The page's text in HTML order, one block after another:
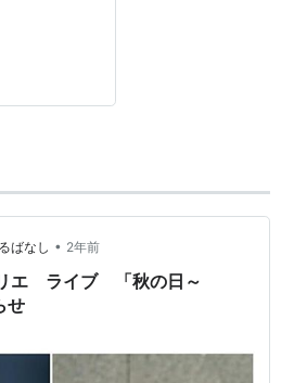
ばなし • 2年前
エ ライブ 「秋の日～
せ